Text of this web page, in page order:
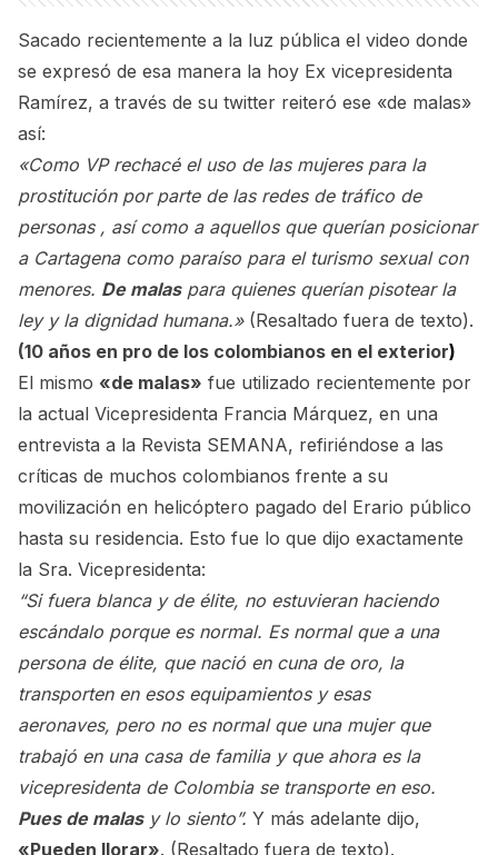
Sacado recientemente a la luz pública el video donde
se expresó de esa manera la hoy Ex vicepresidenta
Ramírez, a través de su twitter reiteró ese «de malas»
así:
«Como VP rechacé el uso de las mujeres para la
prostitución por parte de las redes de tráfico de
personas , así como a aquellos que querían posicionar
a Cartagena como paraíso para el turismo sexual con
menores. De malaspara quienes querían pisotear la
ley y la dignidad humana.»(Resaltado fuera de texto).
(10 años en pro de los colombianos en el exterior)
El mismo «de malas» fue utilizado recientemente por
la actual Vicepresidenta Francia Márquez, en una
entrevista a la Revista SEMANA, refiriéndose a las
críticas de muchos colombianos frente a su
movilización en helicóptero pagado del Erario público
hasta su residencia. Esto fue lo que dijo exactamente
la Sra. Vicepresidenta:
“Si fuera blanca y de élite, no estuvieran haciendo
escándalo porque es normal. Es normal que a una
persona de élite, que nació en cuna de oro, la
transporten en esos equipamientos y esas
aeronaves, pero no es normal que una mujer que
trabajó en una casa de familia y que ahora es la
vicepresidenta de Colombia se transporte en eso.
Pues de malasy lo siento”. Y más adelante dijo,
«Pueden llorar». (Resaltado fuera de texto).